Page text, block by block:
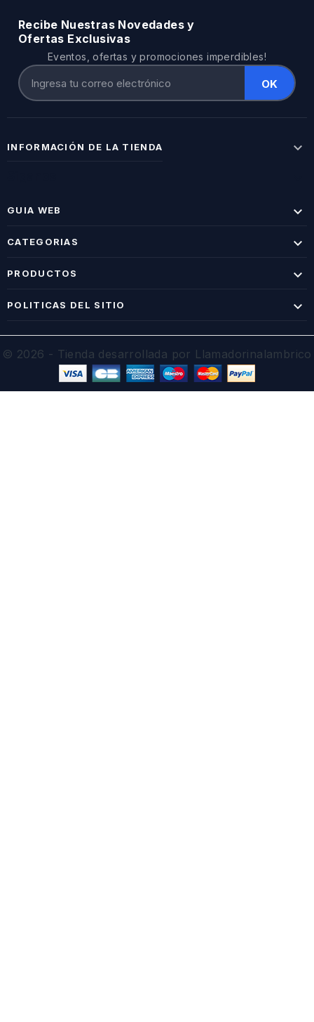
Recibe Nuestras Novedades y
Ofertas Exclusivas
Eventos, ofertas y promociones imperdibles!
INFORMACIÓN DE LA TIENDA 
GUIA WEB 
CATEGORIAS 
PRODUCTOS 
POLITICAS DEL SITIO 
© 2026 - Tienda desarrollada por Llamadorinalambrico